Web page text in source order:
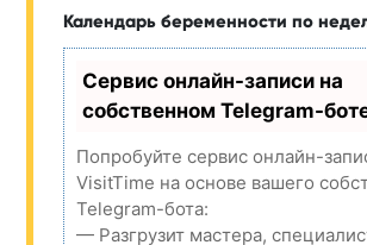
Календарь беременности по
Сервис онлайн-записи на
собственном Telegram-
Попробуйте сервис онлайн-
VisitTime на основе вашего
Telegram-бота:
— Разгрузит мастера,